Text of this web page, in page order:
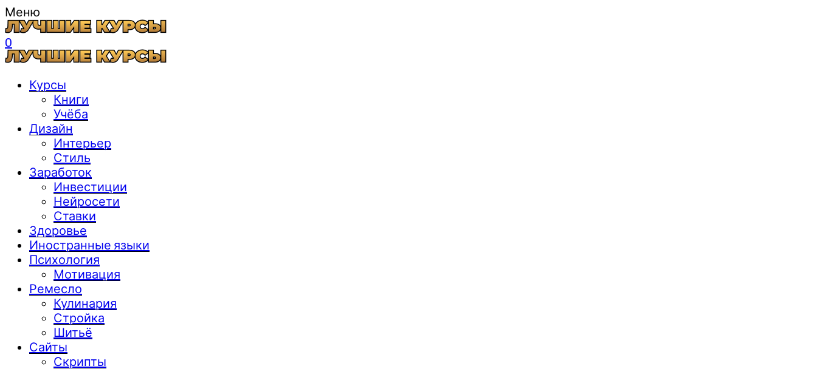
Меню
0
Курсы
Книги
Учёба
Дизайн
Интерьер
Стиль
Заработок
Инвестиции
Нейросети
Ставки
Здоровье
Иностранные языки
Психология
Мотивация
Ремесло
Кулинария
Стройка
Шитьё
Сайты
Скрипты